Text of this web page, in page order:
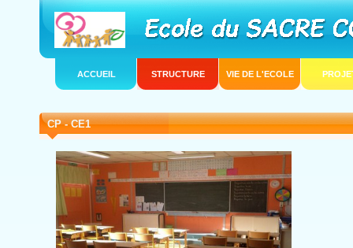
ACCUEIL STRUCTURE VIE DE L'ECOLE
CP - CE1